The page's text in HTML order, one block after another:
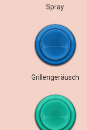
Spray
Grillengeräusch